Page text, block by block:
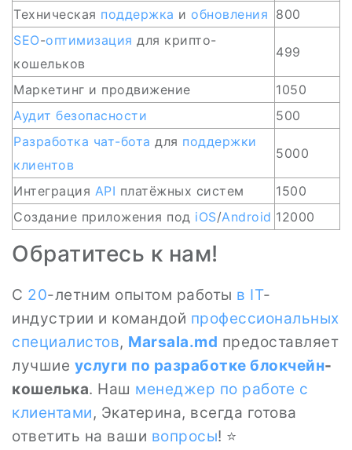
Техническая поддержка и обновления 800
SEO-оптимизация для крипто-
кошельков
499
Маркетинг и продвижение
1050
Аудит безопасности
500
Разработка чат-бота для поддержки
клиентов
5000
Интеграция API платёжных систем
1500
Создание приложения под iOS/Android 12000
Обратитесь к нам!
С 20-летним опытом работы в IT-
индустрии и командой профессиональных
специалистов, Marsala.md предоставляет
лучшие услуги по разработке блокчейн-
кошелька. Наш менеджер по работе с
клиентами, Экатерина, всегда готова
ответить на ваши вопросы! ⭐